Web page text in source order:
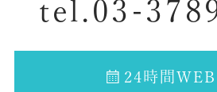
tel.03-
24時間